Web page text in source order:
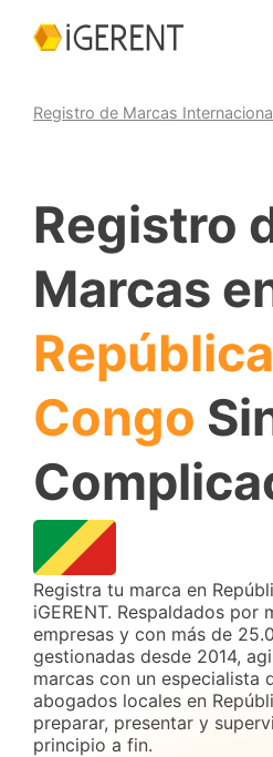
Registro de Marcas
Registro
Marcas
Congo
Registra tu marca en
iGERENT. Respaldados por
empresas y con más de
gestionadas desde 2014,
marcas con un especialista
abogados locales en
preparar, presentar y
principio a fin.